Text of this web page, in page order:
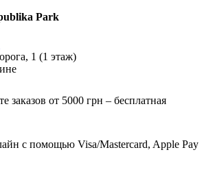
Park
1 (1 этаж)
заказов от 5000 грн – бесплатная
с помощью Visa/Mastercard, Apple Pay